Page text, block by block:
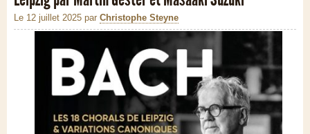
Le 12 juillet 2025 par Christophe Steyne